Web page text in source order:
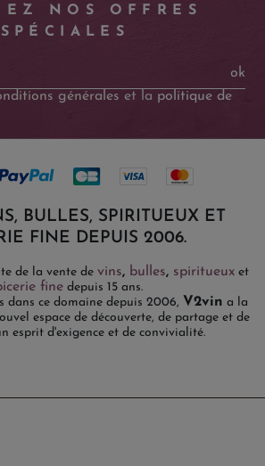
NOS OFFRES
SPÉCIALES
ok
générales et la politique de
BULLES, SPIRITUEUX ET
FINE DEPUIS 2006.
de la vente de vins, bulles, spiritueux et
fine depuis 15 ans.
dans ce domaine depuis 2006, V2vin a la
espace de découverte, de partage et de
esprit d'exigence et de convivialité.